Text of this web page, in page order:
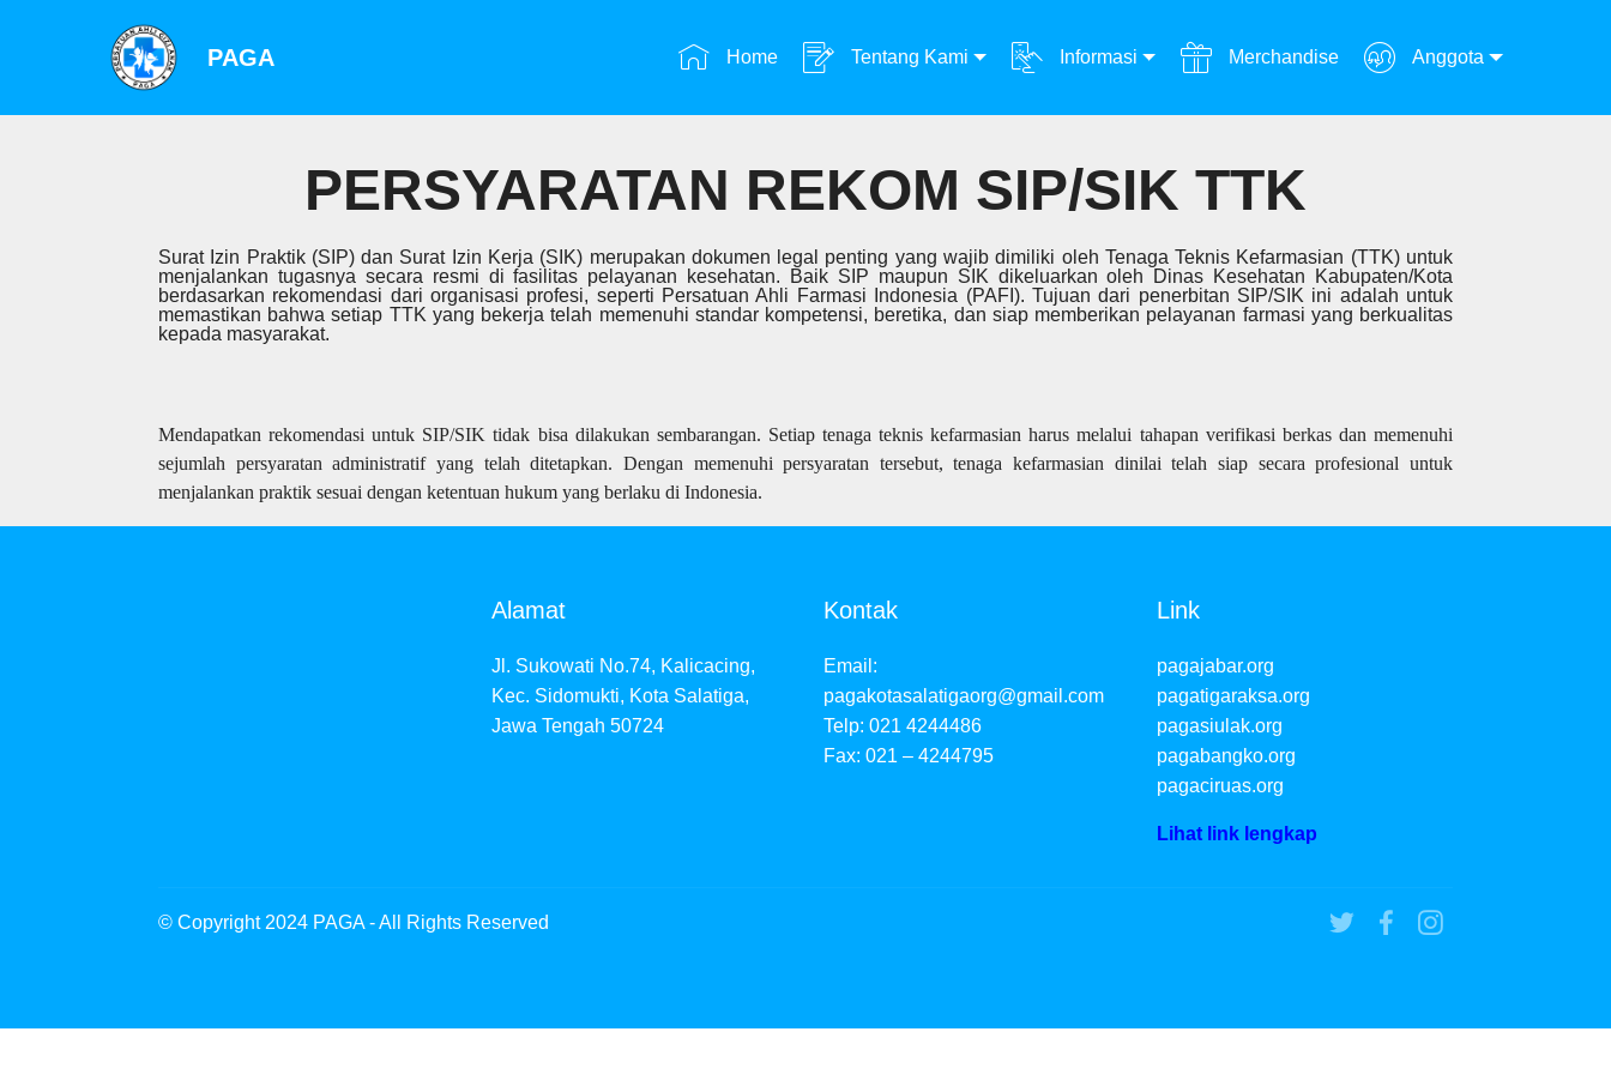
PAGA Home Tentang Kami Informasi Merchandise Anggota
PERSYARATAN REKOM SIP/SIK TTK
Surat Izin Praktik (SIP) dan Surat Izin Kerja (SIK) merupakan dokumen legal penting yang wajib dimiliki oleh Tenaga Teknis Kefarmasian (TTK) untuk
menjalankan tugasnya secara resmi di fasilitas pelayanan kesehatan. Baik SIP maupun SIK dikeluarkan oleh Dinas Kesehatan Kabupaten/Kota
berdasarkan rekomendasi dari organisasi profesi, seperti Persatuan Ahli Farmasi Indonesia (PAFI). Tujuan dari penerbitan SIP/SIK ini adalah untuk
memastikan bahwa setiap TTK yang bekerja telah memenuhi standar kompetensi, beretika, dan siap memberikan pelayanan farmasi yang berkualitas
kepada masyarakat.
Mendapatkan rekomendasi untuk SIP/SIK tidak bisa dilakukan sembarangan. Setiap tenaga teknis kefarmasian harus melalui tahapan verifikasi berkas dan memenuhi
sejumlah persyaratan administratif yang telah ditetapkan. Dengan memenuhi persyaratan tersebut, tenaga kefarmasian dinilai telah siap secara profesional untuk
menjalankan praktik sesuai dengan ketentuan hukum yang berlaku di Indonesia.
Alamat
Jl. Sukowati No.74, Kalicacing,
Kec. Sidomukti, Kota Salatiga,
Jawa Tengah 50724
Kontak
Email:
pagakotasalatigaorg@gmail.com
Telp: 021 4244486
Fax: 021 – 4244795
Link
pagajabar.org
pagatigaraksa.org
pagasiulak.org
pagabangko.org
pagaciruas.org
Lihat link lengkap
© Copyright 2024 PAGA - All Rights Reserved